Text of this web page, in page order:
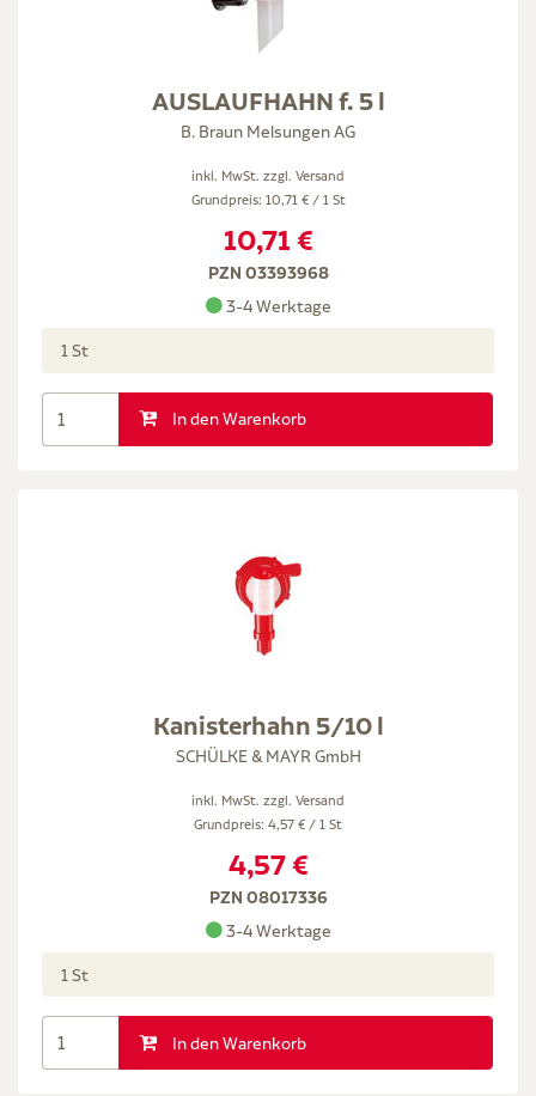
AUSLAUFHAHN f. 5 l
B. Braun Melsungen AG
inkl. MwSt. zzgl. Versand
Grundpreis: 10,71 € / 1 St
10,71 €
PZN 03393968
3-4 Werktage
1 St
In den Warenkorb
Kanisterhahn 5/10 l
SCHÜLKE & MAYR GmbH
inkl. MwSt. zzgl. Versand
Grundpreis: 4,57 € / 1 St
4,57 €
PZN 08017336
3-4 Werktage
1 St
In den Warenkorb